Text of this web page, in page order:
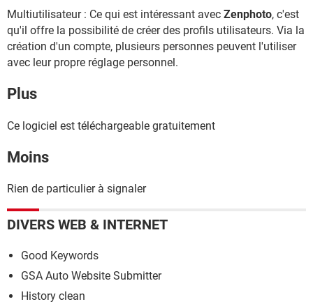
Multiutilisateur : Ce qui est intéressant avec Zenphoto, c'est
qu'il offre la possibilité de créer des profils utilisateurs. Via la
création d'un compte, plusieurs personnes peuvent l'utiliser
avec leur propre réglage personnel.
Plus
Ce logiciel est téléchargeable gratuitement
Moins
Rien de particulier à signaler
DIVERS WEB & INTERNET
Good Keywords
GSA Auto Website Submitter
History clean